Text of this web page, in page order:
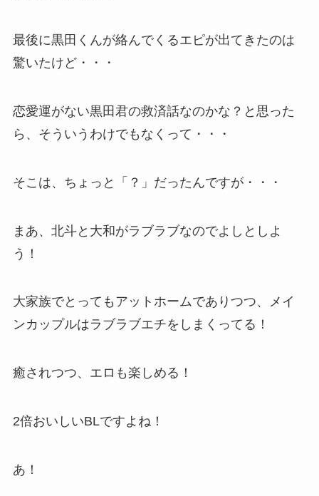
最後に黒田くんが絡んでくるエピが出てきたのは
驚いたけど・・・
恋愛運がない黒田君の救済話なのかな？と思った
ら、そういうわけでもなくって・・・
そこは、ちょっと「？」だったんですが・・・
まあ、北斗と大和がラブラブなのでよしとしよ
う！
大家族でとってもアットホームでありつつ、メイ
ンカップルはラブラブエチをしまくってる！
癒されつつ、エロも楽しめる！
2倍おいしいBLですよね！
あ！